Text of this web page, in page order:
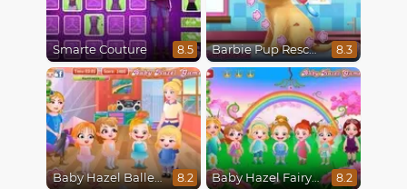
Smarte Couture 8.5 Barbie Pup Rescue 8.3
Baby Hazel Ballerina Dance 8.2 Baby Hazel Fairyland Ballet 8.2